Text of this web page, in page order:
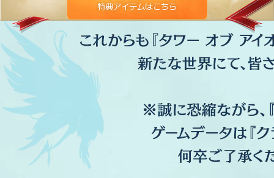
特典アイテムはこちら